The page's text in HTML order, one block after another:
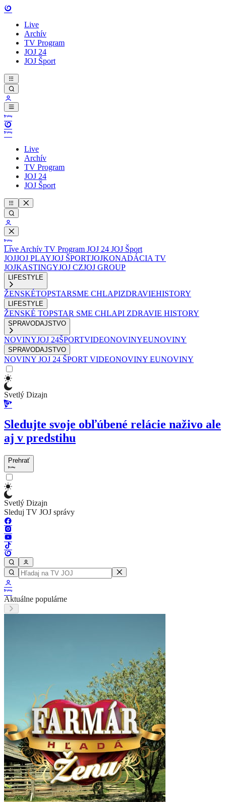
Live
Archív
TV Program
JOJ 24
JOJ Šport
Live
Archív
TV Program
JOJ 24
JOJ Šport
Live Archív TV Program JOJ 24 JOJ Šport
JOJJOJ PLAYJOJ ŠPORTJOJKONADÁCIA TV
JOJKASTINGYJOJ CZJOJ GROUP
LIFESTYLE
ŽENSKÉTOPSTARSME CHLAPIZDRAVIEHISTORY
LIFESTYLE
ŽENSKÉ TOPSTAR SME CHLAPI ZDRAVIE HISTORY
SPRAVODAJSTVO
NOVINYJOJ 24ŠPORTVIDEONOVINYEUNOVINY
SPRAVODAJSTVO
NOVINY JOJ 24 ŠPORT VIDEONOVINY EUNOVINY
Svetlý Dizajn
Sledujte svoje obľúbené relácie naživo ale
aj v predstihu
Prehrať
Svetlý Dizajn
Sleduj TV JOJ správy
Aktuálne populárne